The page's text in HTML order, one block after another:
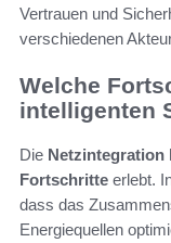
Vertrauen und
verschiedenen
Welche
intelligenten
Die Netzintegration
Fortschritte erlebt.
dass das
Energiequellen